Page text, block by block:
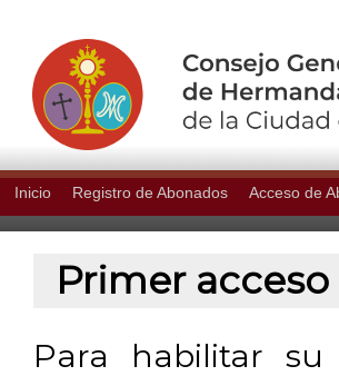
Inicio Registro de Abonados Acceso de
Primer
Para habilitar su